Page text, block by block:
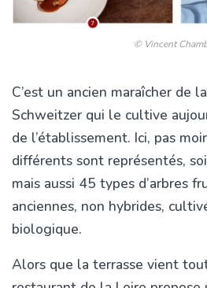
© Vincent
C’est un ancien maraîcher de
Schweitzer qui le cultive
de l’établissement. Ici, pas
différents sont représentés,
mais aussi 45 types d’arbres
anciennes, non hybrides,
biologique.
Alors que la terrasse vient